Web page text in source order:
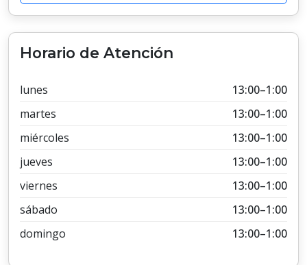
Horario de Atención
lunes
13:00–1:00
martes
13:00–1:00
miércoles
13:00–1:00
jueves
13:00–1:00
viernes
13:00–1:00
sábado
13:00–1:00
domingo
13:00–1:00